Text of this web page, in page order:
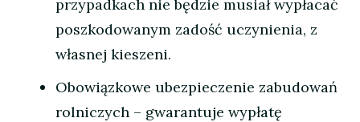
przypadkach nie będzie musiał wypłacać
poszkodowanym zadość uczynienia, z
własnej kieszeni.
Obowiązkowe ubezpieczenie zabudowań
rolniczych – gwarantuje wypłatę